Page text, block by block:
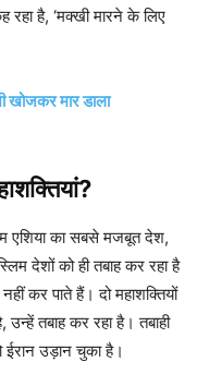
रहा है, ‘मक्खी मारने के लिए
खोजकर मार डाला
एशिया का सबसे मजबूत देश,
देशों को ही तबाह कर रहा है
कर पाते हैं। दो महाशक्तियों
तबाह कर रहा है। तबाही
ईरान उड़ान चुका है।